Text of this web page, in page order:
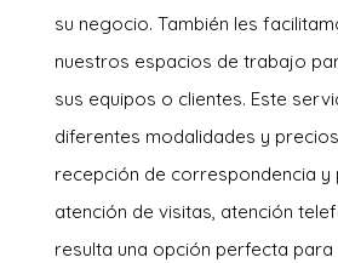
su negocio. También les
nuestros espacios de trabajo
sus equipos o clientes. Este
diferentes modalidades y
recepción de correspondencia y
atención de visitas, atención
resulta una opción perfecta para